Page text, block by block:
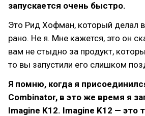
запускается очень быстро.
Это Рид Хофман, который делал
рано. Не я. Мне кажется, это он
вам не стыдно за продукт,
то вы запустили его слишком
Я помню, когда я
Combinator, в это же время я
Imagine K12. Imagine K12 — это